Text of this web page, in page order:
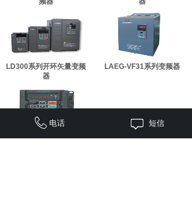
LD300系列开环矢量变频
器
LAEG-VF31系列变频器
电话 短信